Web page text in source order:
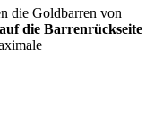
die Goldbarren von
auf die Barrenrückseite